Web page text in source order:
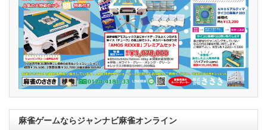
麻雀ゲームならジャンナビ麻雀オンライン